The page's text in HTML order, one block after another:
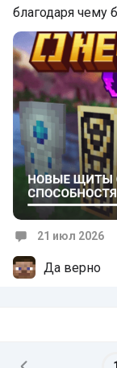
благодаря чему
21 июл 2026
Да верно